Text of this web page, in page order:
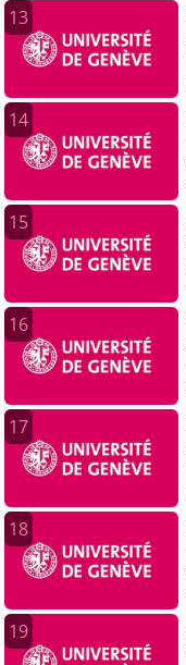
13
14
15
16
17
18
19